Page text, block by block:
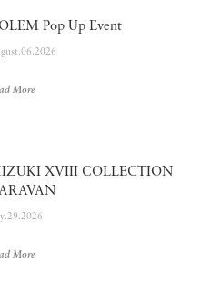
Pop Up Event
More
XVIII COLLECTION
More